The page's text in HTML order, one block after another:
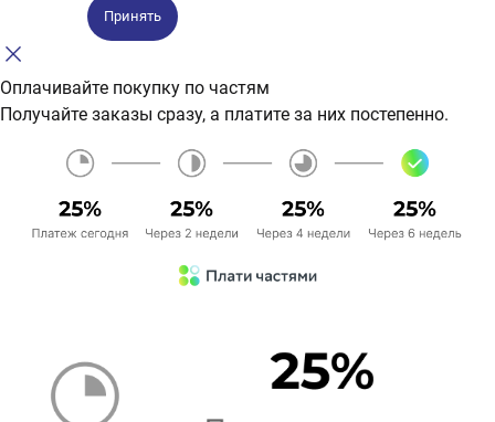
Принять
Оплачивайте покупку по частям
Получайте заказы сразу, а платите за них постепенно.